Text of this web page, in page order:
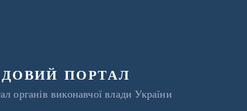
портал
органів виконавчої влади України